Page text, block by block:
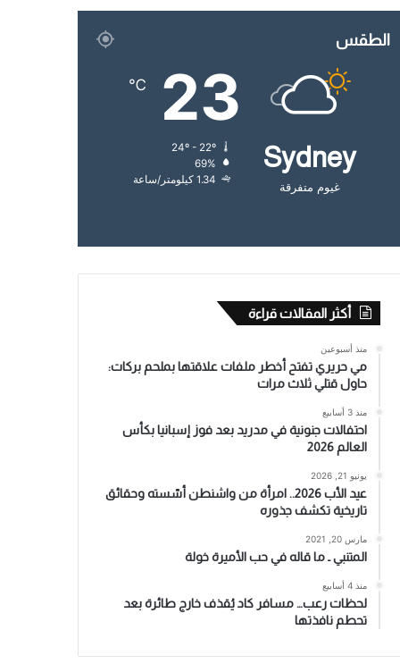
الطقس
Sydney
غيوم متفرقة
23
℃
69%
1.34 كيلومتر/ساعة
أكثر المقالات قراءة
منذ أسبوعين
مي حريري تفتح أخطر ملفات علاقتها بملحم بركات:
حاول قتلي ثلاث مرات
منذ 3 أسابيع
احتفالات جنونية في مدريد بعد فوز إسبانيا بكأس
العالم 2026
يونيو 21, 2026
عيد الأب 2026.. امرأة من واشنطن أسّسته وحقائق
تاريخية تكشف جذوره
مارس 20, 2021
المتنبي ـ ما قاله في حب الأميرة خولة
منذ 4 أسابيع
لحظات رعب… مسافر كاد يُقذف خارج طائرة بعد
تحطم نافذتها